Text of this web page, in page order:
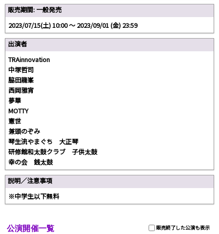
販売期間: 一般発売
2023/07/15(土) 10:00 〜 2023/09/01 (金) 23:59
出演者
TRAinnovation
中塚哲司
脇田龍峯
西岡雅宵
夢華
MOTTY
憲世
兼頭のぞみ
琴生流やまぐち 大正琴
研修館和太鼓クラブ 子供太鼓
幸の会 銭太鼓
説明／注意事項
※中学生以下無料
販売終了した公演も表示
公演開催一覧